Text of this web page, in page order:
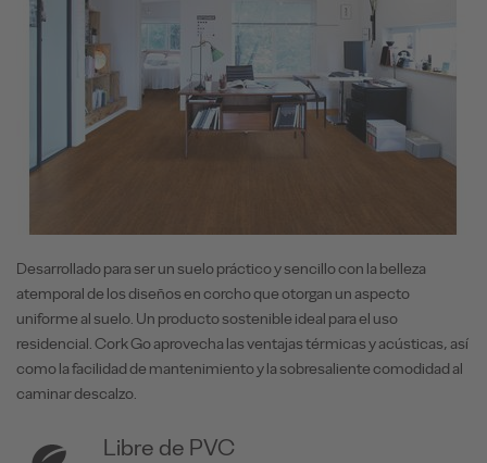
Desarrollado para ser un suelo práctico y sencillo con la belleza
atemporal de los diseños en corcho que otorgan un aspecto
uniforme al suelo. Un producto sostenible ideal para el uso
residencial. Cork Go aprovecha las ventajas térmicas y acústicas, así
como la facilidad de mantenimiento y la sobresaliente comodidad al
caminar descalzo.
Libre de PVC